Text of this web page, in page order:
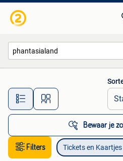
Alle
Bewaar je
Filters Tickets en Kaartjes